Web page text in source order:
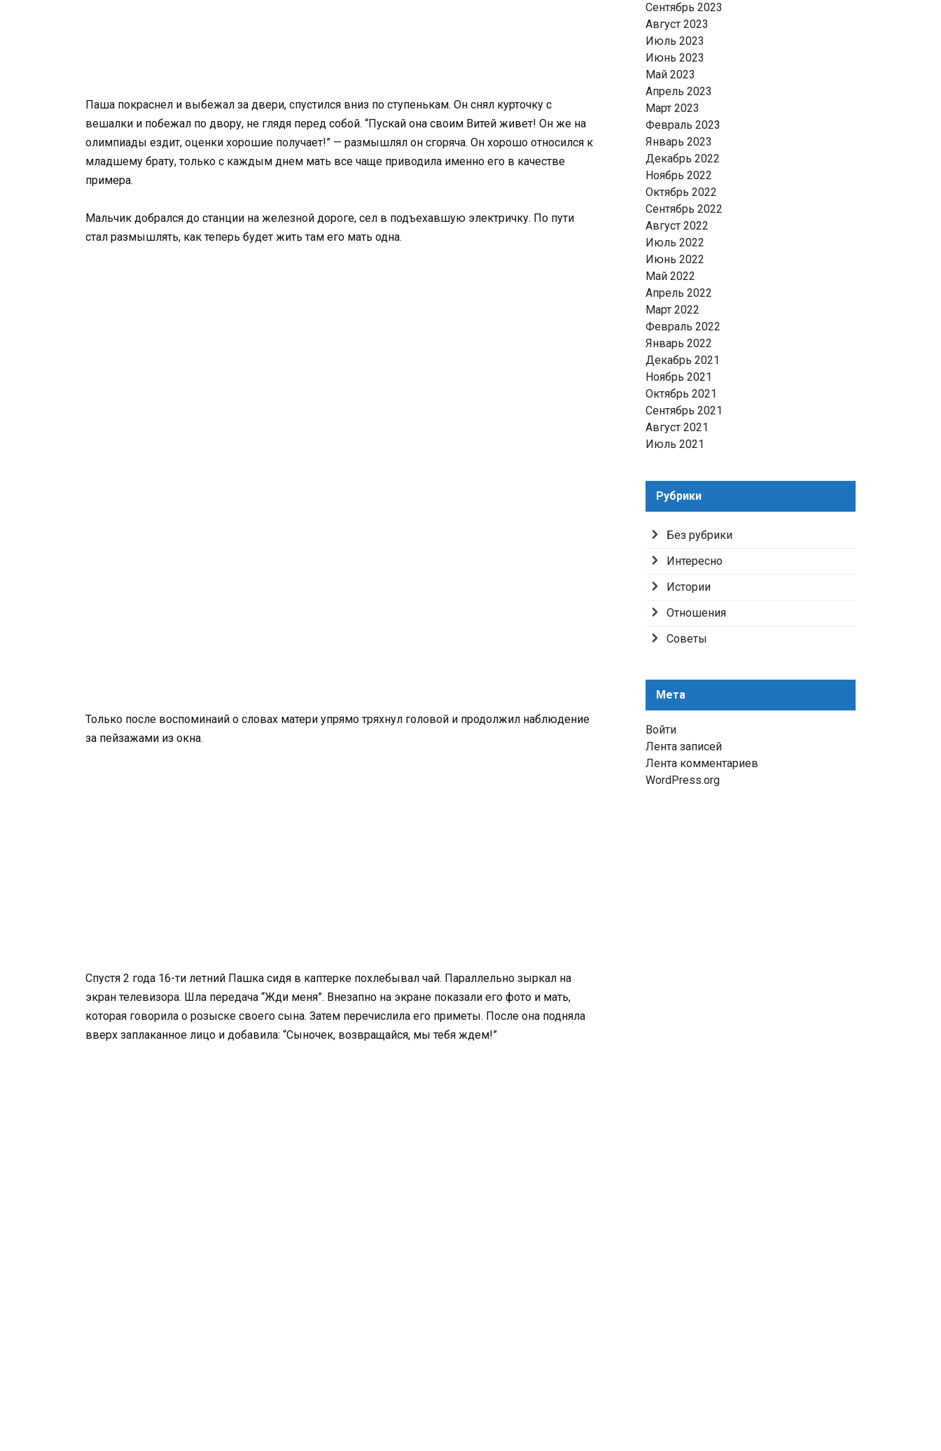
Паша покраснел и выбежал за двери, спустился вниз по ступенькам. Он снял курточку с
вешалки и побежал по двору, не глядя перед собой. “Пускай она своим Витей живет! Он же на
олимпиады ездит, оценки хорошие получает!” — размышлял он сгоряча. Он хорошо относился к
младшему брату, только с каждым днем мать все чаще приводила именно его в качестве
примера.
Мальчик добрался до станции на железной дороге, сел в подъехавшую электричку. По пути
стал размышлять, как теперь будет жить там его мать одна.
Только после воспоминаий о словах матери упрямо тряхнул головой и продолжил наблюдение
за пейзажами из окна.
Спустя 2 года 16-ти летний Пашка сидя в каптерке похлебывал чай. Параллельно зыркал на
экран телевизора. Шла передача “Жди меня”. Внезапно на экране показали его фото и мать,
которая говорила о розыске своего сына. Затем перечислила его приметы. После она подняла
вверх заплаканное лицо и добавила: “Сыночек, возвращайся, мы тебя ждем!”
Сентябрь 2023
Август 2023
Июль 2023
Июнь 2023
Май 2023
Апрель 2023
Март 2023
Февраль 2023
Январь 2023
Декабрь 2022
Ноябрь 2022
Октябрь 2022
Сентябрь 2022
Август 2022
Июль 2022
Июнь 2022
Май 2022
Апрель 2022
Март 2022
Февраль 2022
Январь 2022
Декабрь 2021
Ноябрь 2021
Октябрь 2021
Сентябрь 2021
Август 2021
Июль 2021
Рубрики
Без рубрики
Интересно
Истории
Отношения
Советы
Мета
Войти
Лента записей
Лента комментариев
WordPress.org